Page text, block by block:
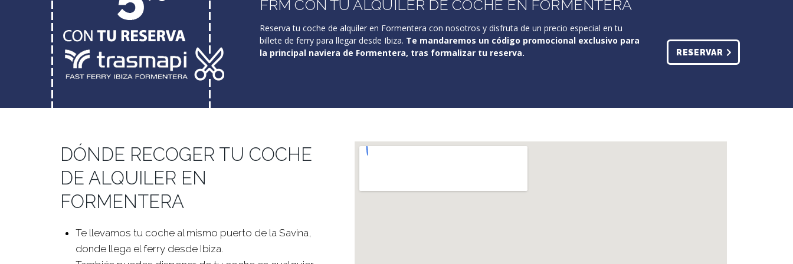
FRM CON TU ALQUILER DE COCHE EN FORMENTERA
Reserva tu coche de alquiler en Formentera con nosotros y disfruta de un precio especial en tu
billete de ferry para llegar desde Ibiza. Te mandaremos un código promocional exclusivo para
la principal naviera de Formentera, tras formalizar tu reserva.
RESERVAR
DÓNDE RECOGER TU COCHE
DE ALQUILER EN
FORMENTERA
Te llevamos tu coche al mismo puerto de la Savina,
donde llega el ferry desde Ibiza.